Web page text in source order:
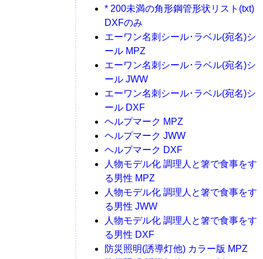
* 200未満の角形鋼管形状リスト(txt)
DXFのみ
エーワン名刺シール･ラベル(宛名)シ
ール MPZ
エーワン名刺シール･ラベル(宛名)シ
ール JWW
エーワン名刺シール･ラベル(宛名)シ
ール DXF
ヘルプマーク MPZ
ヘルプマーク JWW
ヘルプマーク DXF
人物モデル化 調理人と箸で食事をす
る男性 MPZ
人物モデル化 調理人と箸で食事をす
る男性 JWW
人物モデル化 調理人と箸で食事をす
る男性 DXF
防災照明(誘導灯他) カラー版 MPZ